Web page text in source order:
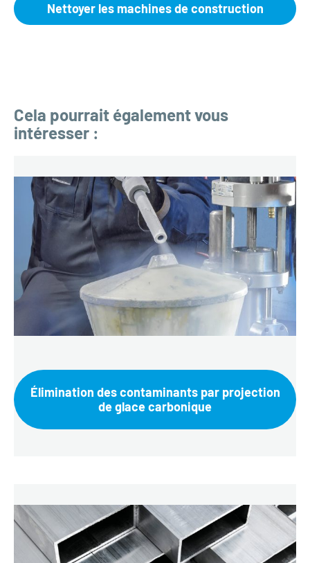
Nettoyer les machines de construction
Cela pourrait également vous
intéresser :
Élimination des contaminants par projection
de glace carbonique